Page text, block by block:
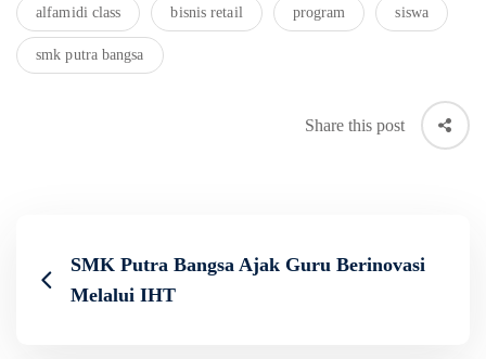
alfamidi class bisnis retail program siswa
smk putra bangsa
Share this post
SMK Putra Bangsa Ajak Guru Berinovasi
Melalui IHT